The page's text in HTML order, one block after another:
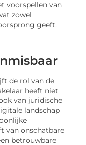
voorspellen van
zowel
geeft.
de rol van de
heeft niet
van juridische
landschap
van onschatbare
betrouwbare